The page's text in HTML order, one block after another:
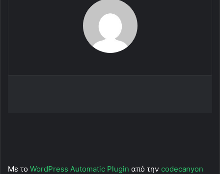
Με το WordPress Automatic Plugin από την codecanyon